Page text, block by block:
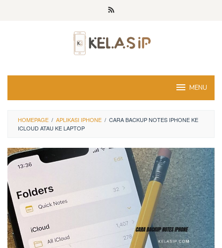
MENU
HOMEPAGE / APLIKASI IPHONE / CARA BACKUP NOTES IPHONE KE
ICLOUD ATAU KE LAPTOP